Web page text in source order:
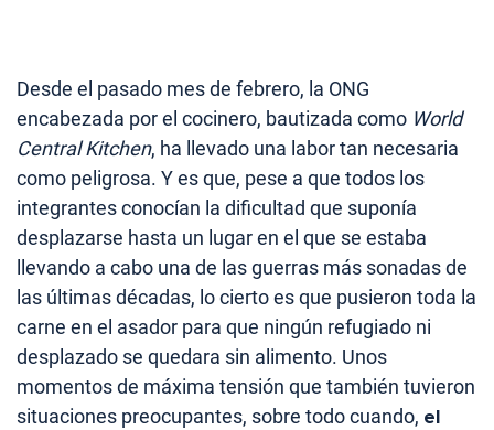
Desde el pasado mes de febrero, la ONG
encabezada por el cocinero, bautizada como World
Central Kitchen, ha llevado una labor tan necesaria
como peligrosa. Y es que, pese a que todos los
integrantes conocían la dificultad que suponía
desplazarse hasta un lugar en el que se estaba
llevando a cabo una de las guerras más sonadas de
las últimas décadas, lo cierto es que pusieron toda la
carne en el asador para que ningún refugiado ni
desplazado se quedara sin alimento. Unos
momentos de máxima tensión que también tuvieron
situaciones preocupantes, sobre todo cuando, el